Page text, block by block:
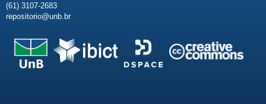
(61) 3107-2683
repositorio@unb.br